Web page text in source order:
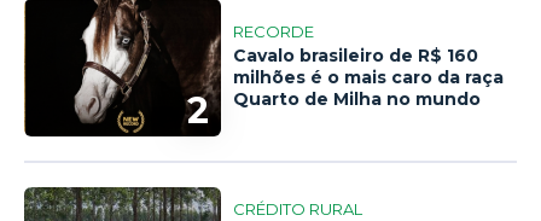
2
RECORDE
Cavalo brasileiro de R$ 160
milhões é o mais caro da raça
Quarto de Milha no mundo
CRÉDITO RURAL